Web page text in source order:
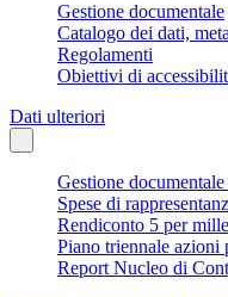
Gestione documentale
Catalogo dei dati,
Regolamenti
Obiettivi di
Dati ulteriori
Gestione
Spese di
Rendiconto 5 per mille
Piano triennale azioni
Report Nucleo di